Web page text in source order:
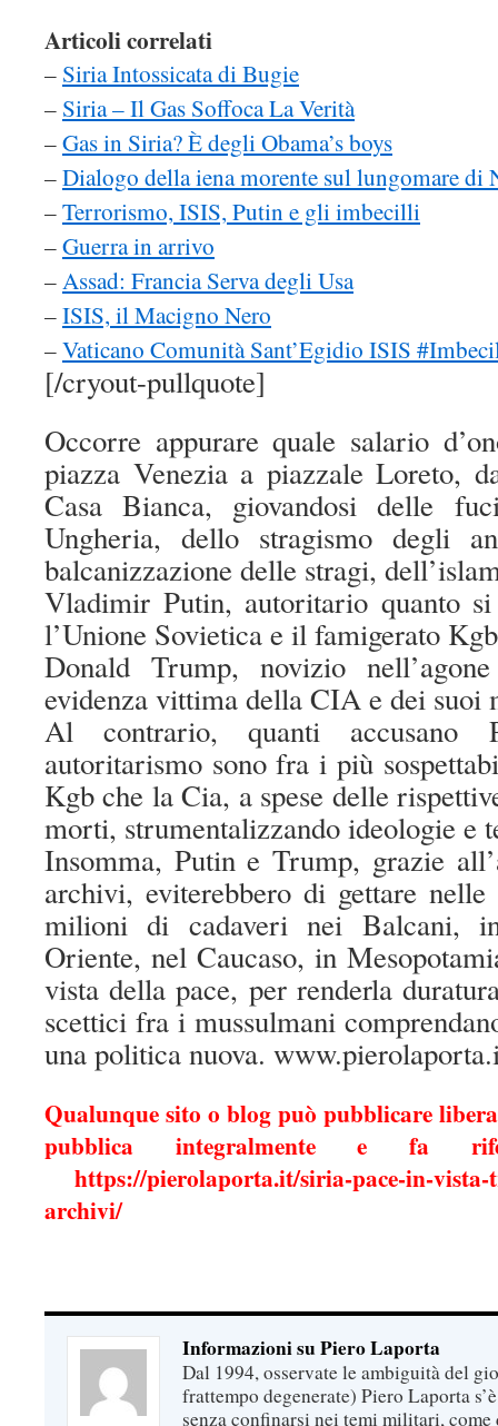
Articoli correlati
– Siria Intossicata di Bugie
– Siria – Il Gas Soffoca La Verità
–Gas in Siria? È degli Obama’s boys
–Dialogo della iena morente sul lungomare di
–Terrorismo, ISIS, Putin e gli imbecilli
–Guerra in arrivo
–Assad: Francia Serva degli Usa
–ISIS, il Macigno Nero
–Vaticano Comunità Sant’Egidio ISIS
[/cryout-pullquote]
Occorre appurare quale salario
piazza Venezia a piazzale Loreto,
Casa Bianca, giovandosi delle
Ungheria, dello stragismo degli
balcanizzazione delle stragi,
Vladimir Putin, autoritario quanto
l’Unione Sovietica e il famigerato
Donald Trump, novizio
evidenza vittima della CIA e dei suoi
Al contrario, quanti
autoritarismo sono fra i più
Kgb che la Cia, a spese delle
morti, strumentalizzando ideologie e
Insomma, Putin e Trump, grazie
archivi, eviterebbero di gettare
milioni di cadaveri nei Balcani,
Oriente, nel Caucaso, in
vista della pace, per renderla
scettici fra i mussulmani
una politica nuova.
Qualunque sito o blog può pubblicare
pubblica integralmente e fa
https://pierolaporta.it/siria-pace-in-
archivi/
Informazioni su Piero Laporta
Dal 1994, osservate le ambiguità del
frattempo degenerate) Piero Laporta
senza confinarsi nei temi militari, come